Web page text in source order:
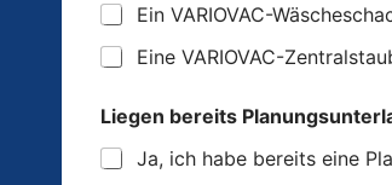
Ein VARIOVAC-
Eine VARIOVAC-
Liegen bereits
Ja, ich habe bereits eine